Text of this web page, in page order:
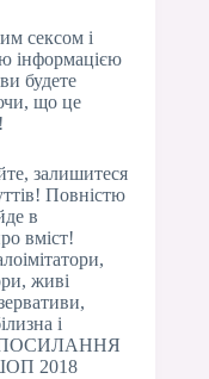
сексом і
інформацією
будете
що це
залишитеся
Повністю
в
вміст!
живі
і
ПОСИЛАННЯ
2018